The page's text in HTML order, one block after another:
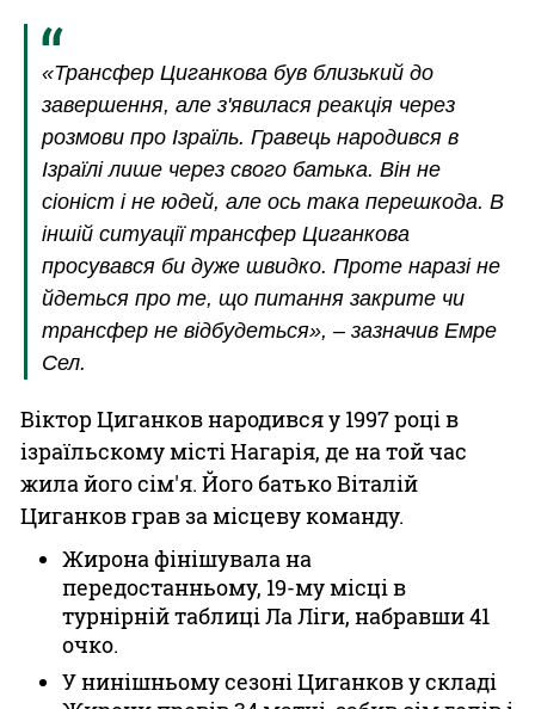
«Трансфер Циганкова був близький до
завершення, але з'явилася реакція через
розмови про Ізраїль. Гравець народився в
Ізраїлі лише через свого батька. Він не
сіоніст і не юдей, але ось така перешкода. В
іншій ситуації трансфер Циганкова
просувався би дуже швидко. Проте наразі не
йдеться про те, що питання закрите чи
трансфер не відбудеться», – зазначив Емре
Сел.
Віктор Циганков народився у 1997 році в
ізраїльскому місті Нагарія, де на той час
жила його сім'я. Його батько Віталій
Циганков грав за місцеву команду.
Жирона фінішувала на
передостанньому, 19-му місці в
турнірній таблиці Ла Ліги, набравши 41
очко.
У нинішньому сезоні Циганков у складі